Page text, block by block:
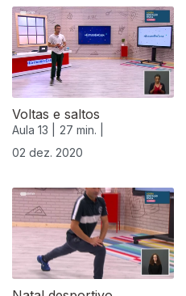
Voltas e saltos
Aula 13 |
27 min. |
02 dez. 2020